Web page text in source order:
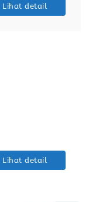
Lihat detail
Lihat detail